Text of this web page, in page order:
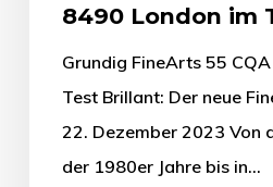
8490 London im
Grundig FineArts 55
Test Brillant: Der neue
22. Dezember 2023 Von
der 1980er Jahre bis in…